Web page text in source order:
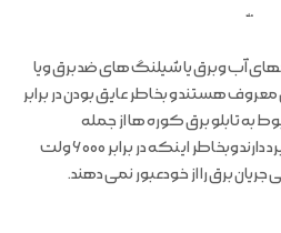
ملند
آب وبرق یا شیلنگ های ضد برق ویا
هستند و بخاطر عایق بودن در برابر
به تابلو برق کوره ها از جمله
تریستورها حلقه ها کویل کاربرد دارند وبخاطر اینکه در برابر ۶۰۰۰ ولت
برق را از خودعبور نمی دهند.